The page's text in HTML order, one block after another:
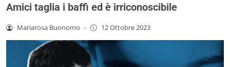
Amici taglia i baffi ed è irriconoscibile
Mariarosa Buonomo - 12 Ottobre 2023